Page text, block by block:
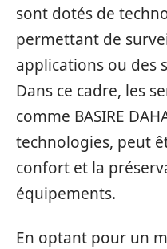
sont dotés de
permettant de
applications ou des
Dans ce cadre, les
comme BASIRE
technologies, peut
confort et la
équipements.
En optant pour un